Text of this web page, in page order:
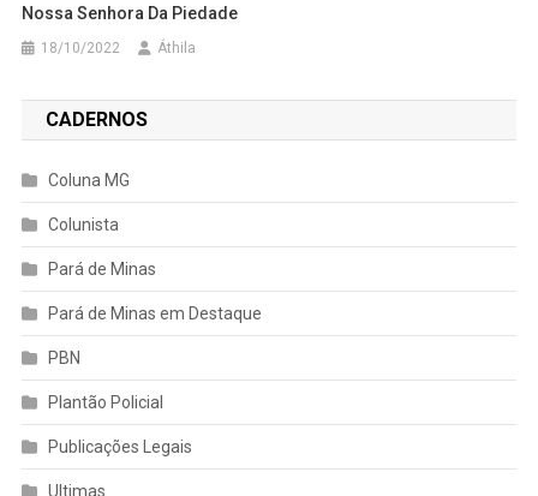
Nossa Senhora Da Piedade
18/10/2022 Áthila
CADERNOS
Coluna MG
Colunista
Pará de Minas
Pará de Minas em Destaque
PBN
Plantão Policial
Publicações Legais
Ultimas